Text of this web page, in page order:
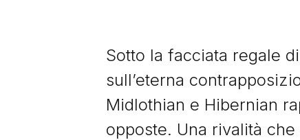
Sotto la facciata regale
sull’eterna
Midlothian e Hibernian
opposte. Una rivalità